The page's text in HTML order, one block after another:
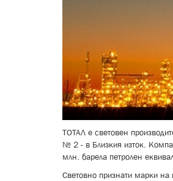
ТОТАЛ е световен
№ 2 - в Близкия изток.
млн. барела петролен
Световно признати марки